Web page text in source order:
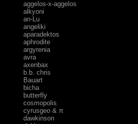
aggelos-x-aggelos
alkyoni
an-Lu
angeliki
aparadektos
aphrodite
argyrenia
avra
axenbax
b.b. chris
Bauart
bicha
butterfly
cosmopolis
cyrusgeo & π
dawkinson